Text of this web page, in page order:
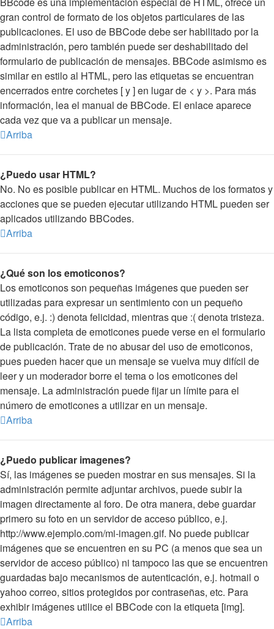
gran control de formato de los objetos particulares de las
publicaciones. El uso de BBCode debe ser habilitado por la
administración, pero también puede ser deshabilitado del
formulario de publicación de mensajes. BBCode asimismo es
similar en estilo al HTML, pero las etiquetas se encuentran
encerrados entre corchetes [ y ] en lugar de < y >. Para más
información, lea el manual de BBCode. El enlace aparece
cada vez que va a publicar un mensaje.
Arriba
¿Puedo usar HTML?
No. No es posible publicar en HTML. Muchos de los formatos y
acciones que se pueden ejecutar utilizando HTML pueden ser
aplicados utilizando BBCodes.
Arriba
¿Qué son los emoticonos?
Los emoticonos son pequeñas imágenes que pueden ser
utilizadas para expresar un sentimiento con un pequeño
código, e.j. :) denota felicidad, mientras que :( denota tristeza.
La lista completa de emoticones puede verse en el formulario
de publicación. Trate de no abusar del uso de emoticonos,
pues pueden hacer que un mensaje se vuelva muy difícil de
leer y un moderador borre el tema o los emoticones del
mensaje. La administración puede fijar un límite para el
número de emoticones a utilizar en un mensaje.
Arriba
¿Puedo publicar imagenes?
Sí, las imágenes se pueden mostrar en sus mensajes. Si la
administración permite adjuntar archivos, puede subir la
imagen directamente al foro. De otra manera, debe guardar
primero su foto en un servidor de acceso público, e.j.
http://www.ejemplo.com/mi-imagen.gif. No puede publicar
imágenes que se encuentren en su PC (a menos que sea un
servidor de acceso público) ni tampoco las que se encuentren
guardadas bajo mecanismos de autenticación, e.j. hotmail o
yahoo correo, sitios protegidos por contraseñas, etc. Para
exhibir imágenes utilice el BBCode con la etiqueta [img].
Arriba